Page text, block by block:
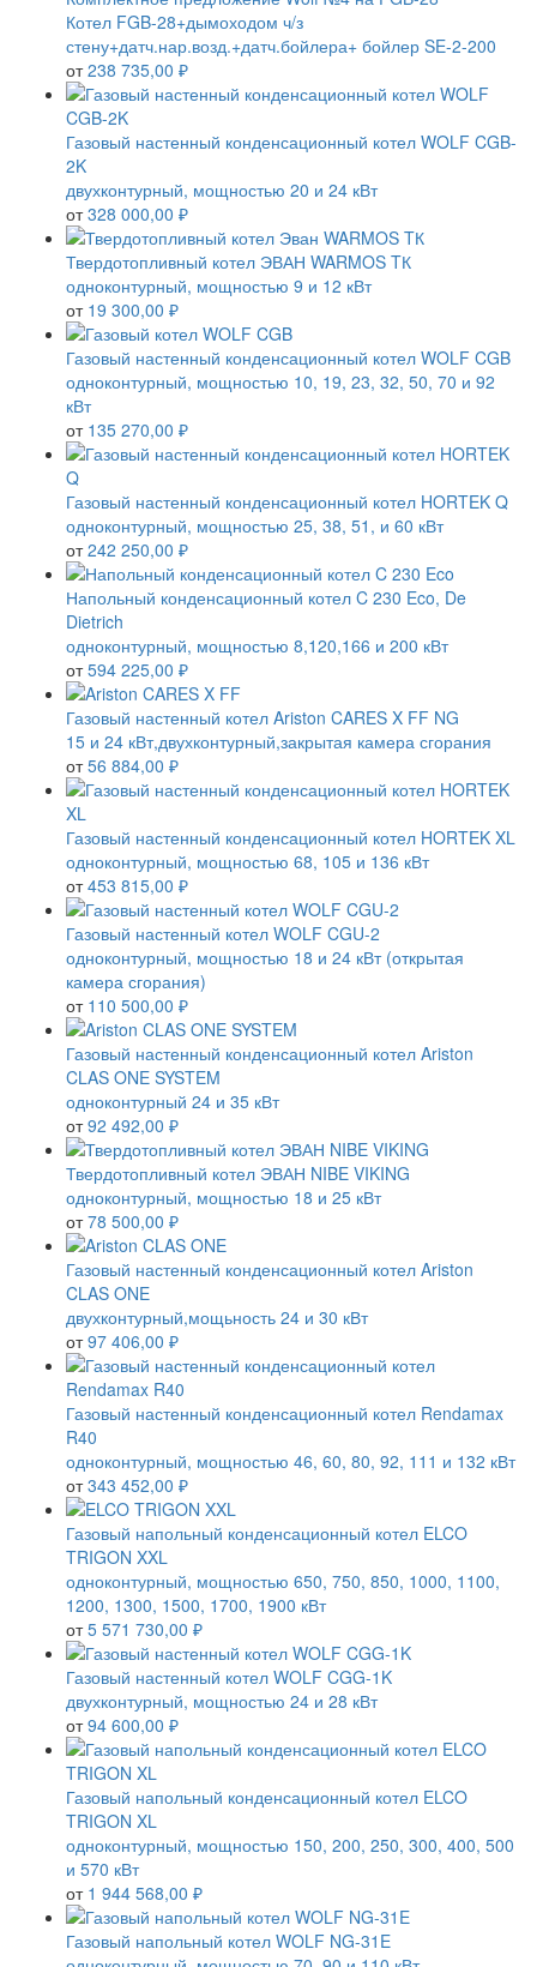
Котел FGB-28+дымоходом ч/з
стену+датч.нар.возд.+датч.бойлера+ бойлер SE-2-200
от 238 735,00 ₽
Газовый настенный конденсационный котел WOLF CGB-
2K
двухконтурный, мощностью 20 и 24 кВт
от 328 000,00 ₽
Твердотопливный котел ЭВАН WARMOS TК
одноконтурный, мощностью 9 и 12 кВт
от 19 300,00 ₽
Газовый настенный конденсационный котел WOLF CGB
одноконтурный, мощностью 10, 19, 23, 32, 50, 70 и 92
кВт
от 135 270,00 ₽
Газовый настенный конденсационный котел HORTEK Q
одноконтурный, мощностью 25, 38, 51, и 60 кВт
от 242 250,00 ₽
Напольный конденсационный котел C 230 Eco, De
Dietrich
одноконтурный, мощностью 8,120,166 и 200 кВт
от 594 225,00 ₽
Газовый настенный котел Ariston CARES X FF NG
15 и 24 кВт,двухконтурный,закрытая камера сгорания
от 56 884,00 ₽
Газовый настенный конденсационный котел HORTEK XL
одноконтурный, мощностью 68, 105 и 136 кВт
от 453 815,00 ₽
Газовый настенный котел WOLF CGU-2
одноконтурный, мощностью 18 и 24 кВт (открытая
камера сгорания)
от 110 500,00 ₽
Газовый настенный конденсационный котел Ariston
CLAS ONE SYSTEM
одноконтурный 24 и 35 кВт
от 92 492,00 ₽
Твердотопливный котел ЭВАН NIBE VIKING
одноконтурный, мощностью 18 и 25 кВт
от 78 500,00 ₽
Газовый настенный конденсационный котел Ariston
CLAS ONE
двухконтурный,мощьность 24 и 30 кВт
от 97 406,00 ₽
Газовый настенный конденсационный котел Rendamax
R40
одноконтурный, мощностью 46, 60, 80, 92, 111 и 132 кВт
от 343 452,00 ₽
Газовый напольный конденсационный котел ELCO
TRIGON XXL
одноконтурный, мощностью 650, 750, 850, 1000, 1100,
1200, 1300, 1500, 1700, 1900 кВт
от 5 571 730,00 ₽
Газовый настенный котел WOLF CGG-1K
двухконтурный, мощностью 24 и 28 кВт
от 94 600,00 ₽
Газовый напольный конденсационный котел ELCO
TRIGON XL
одноконтурный, мощностью 150, 200, 250, 300, 400, 500
и 570 кВт
от 1 944 568,00 ₽
Газовый напольный котел WOLF NG-31E